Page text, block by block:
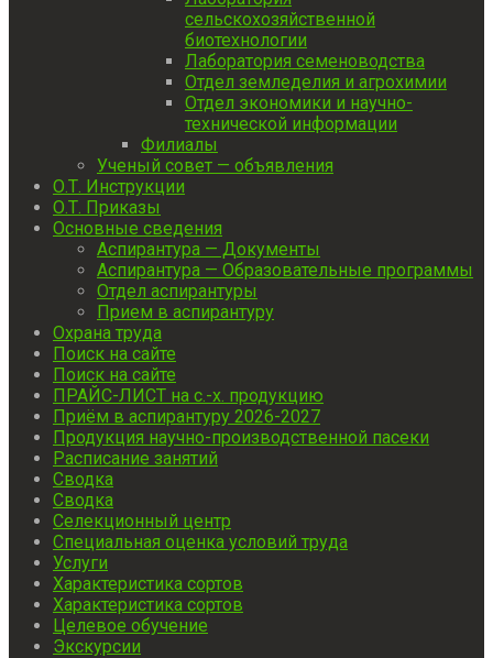
сельскохозяйственной
биотехнологии
Лаборатория семеноводства
Отдел земледелия и агрохимии
Отдел экономики и научно-
технической информации
Филиалы
Ученый совет — объявления
О.Т. Инструкции
О.Т. Приказы
Основные сведения
Аспирантура — Документы
Аспирантура — Образовательные программы
Отдел аспирантуры
Прием в аспирантуру
Охрана труда
Поиск на сайте
Поиск на сайте
ПРАЙС-ЛИСТ на с.-х. продукцию
Приём в аспирантуру 2026-2027
Продукция научно-производственной пасеки
Расписание занятий
Сводка
Сводка
Селекционный центр
Специальная оценка условий труда
Услуги
Характеристика сортов
Характеристика сортов
Целевое обучение
Экскурсии